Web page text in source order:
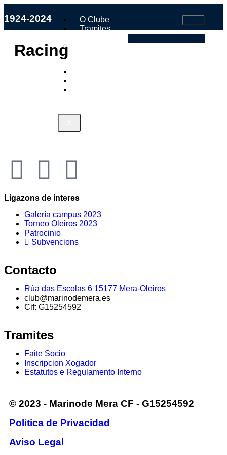
1924-2024
O Clube
Tramites
Racing Club Villalbes
Ligazons de interes
Galería campus 2023
Torneo Oleiros 2023
Patrocinio
Subvencions
Contacto
Rúa das Escolas 6 15177 Mera-Oleiros
club@marinodemera.es
Cif: G15254592
Tramites
Faite Socio
Inscripcion Xogador
Estatutos e Regulamento Interno
© 2023 - Marinode Mera CF - G15254592
Politica de Privacidad
Aviso Legal